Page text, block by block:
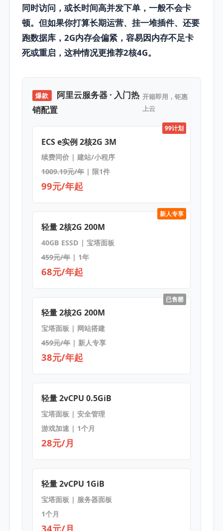
同时访问，或长时间高并发下单，一般不会卡
顿。但如果你打算长期运营、挂一堆插件、还要
跑数据库，2G内存会偏紧，容易因内存不足卡
死或重启，这种情况更推荐2核4G。
爆款
阿里云服务器 · 入门热
销配置
开箱即用，钜惠
上云
99计划
ECS e实例 2核2G 3M
续费同价 | 建站/小程序
1009.19元/年| 限1件
99元/年起
新人专享
轻量 2核2G 200M
40GB ESSD | 宝塔面板
459元/年| 1年
68元/年起
已售罄
轻量 2核2G 200M
宝塔面板 | 网站搭建
459元/年| 新人专享
38元/年起
轻量 2vCPU 0.5GiB
宝塔面板 | 安全管理
游戏加速 | 1个月
28元/月
轻量 2vCPU 1GiB
宝塔面板 | 服务器面板
1个月
34元/月